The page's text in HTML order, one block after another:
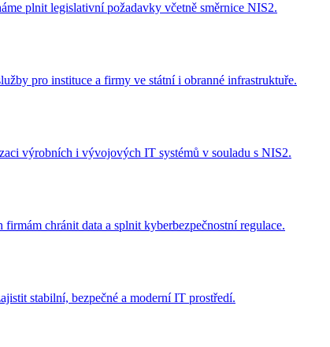
plnit legislativní požadavky včetně směrnice NIS2.
pro instituce a firmy ve státní i obranné infrastruktuře.
výrobních i vývojových IT systémů v souladu s NIS2.
chránit data a splnit kyberbezpečnostní regulace.
stabilní, bezpečné a moderní IT prostředí.